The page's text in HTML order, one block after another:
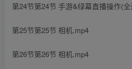
第24节第24节 手游&绿幕直播操作(
第25节第25节 相机.mp4
第26节第26节 相机.mp4